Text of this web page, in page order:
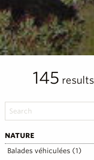
145 results
NATURE
Balades véhiculées (1)